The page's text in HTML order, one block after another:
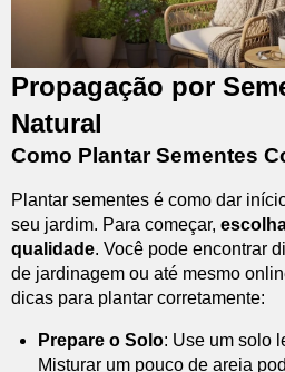
Propagação por
Natural
Como Plantar Sementes
Plantar sementes é como dar
seu jardim. Para começar,
qualidade. Você pode encontrar
de jardinagem ou até mesmo
dicas para plantar corretamente:
Prepare o Solo: Use um solo
Misturar um pouco de areia